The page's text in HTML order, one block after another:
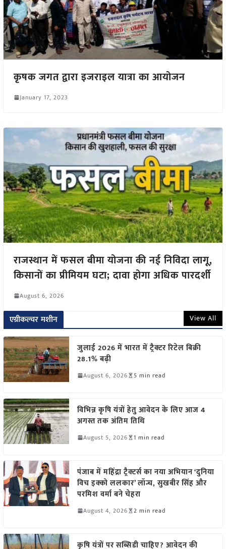
कृषक जगत द्वारा इजराइल यात्रा का आयोजन
January 17, 2023
राजस्थान में फसल बीमा योजना की नई निविदा लागू,
किसानों का प्रीमियम घटा; दावा होगा अधिक पारदर्शी
August 6, 2026
एग्रीकल्चर मशीन View All
जुलाई 2026 में भारत में ट्रैक्टर रिटेल बिक्री
28.1% बढ़ी
August 6, 2026 5 min read
विभिन्न कृषि यंत्रों हेतु आवेदन के लिए आज 4
अगस्त तक अंतिम तिथि
August 5, 2026 1 min read
पंजाब में महिंद्रा ट्रैक्टर्स का नया अभियान ‘दुनिया
विच इक्को ललकार’ लॉन्च, सुखबीर सिंह और
परमिश वर्मा बने चेहरा
August 4, 2026 2 min read
कृषि यंत्रों पर सब्सिडी चाहिए? आवेदन की